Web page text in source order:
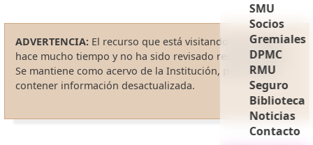
SMU
Socios
Gremiales
DPMC
RMU
Seguro
Biblioteca
Noticias
Contacto
ADVERTENCIA: El recurso que está visitando fue creado
hace mucho tiempo y no ha sido revisado recientemente.
Se mantiene como acervo de la Institución, pero puede
contener información desactualizada.